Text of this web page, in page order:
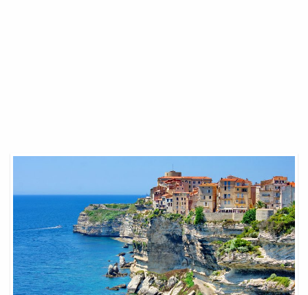
Location
Du
Sud